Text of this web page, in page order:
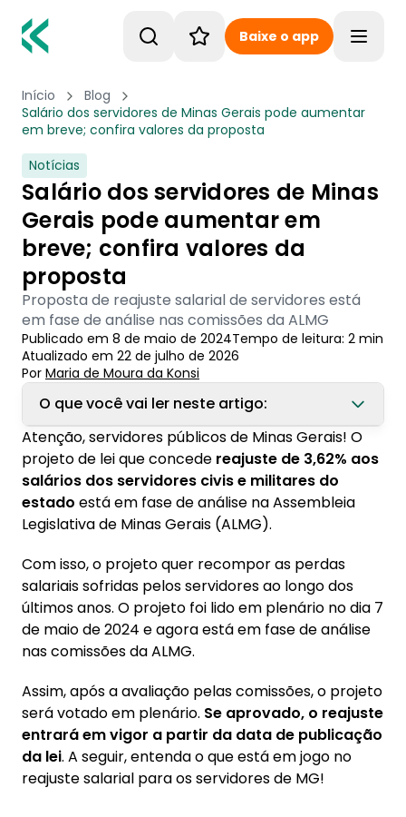
Baixe o app
Início
Blog
Salário dos servidores de Minas Gerais pode aumentar
em breve; confira valores da proposta
Notícias
Salário dos servidores de Minas
Gerais pode aumentar em
breve; confira valores da
proposta
Proposta de reajuste salarial de servidores está
em fase de análise nas comissões da ALMG
Publicado em 8 de maio de 2024Tempo de leitura: 2 min
Atualizado em 22 de julho de 2026
Por Maria de Moura da Konsi
O que você vai ler neste artigo:
1. Governardor de Minas Gerais alega que
valor do reajuste é o "possível" no momento
Atenção, servidores públicos de Minas Gerais! O
projeto de lei que concede reajuste de 3,62% aos
salários dos servidores civis e militares do
estado está em fase de análise na Assembleia
Legislativa de Minas Gerais (ALMG).
Com isso, o projeto quer recompor as perdas
salariais sofridas pelos servidores ao longo dos
últimos anos. O projeto foi lido em plenário no dia 7
de maio de 2024 e agora está em fase de análise
nas comissões da ALMG.
Assim, após a avaliação pelas comissões, o projeto
será votado em plenário. Se aprovado, o reajuste
entrará em vigor a partir da data de publicação
da lei. A seguir, entenda o que está em jogo no
reajuste salarial para os servidores de MG!